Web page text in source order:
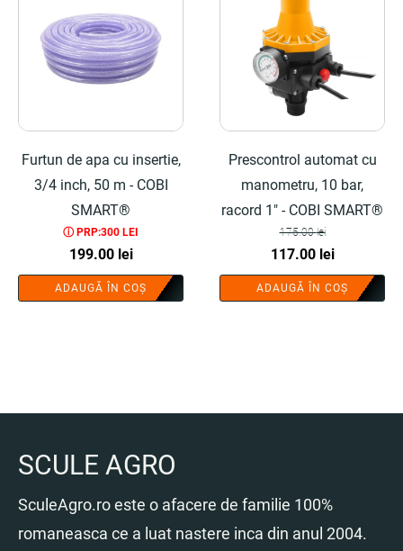
Furtun de apa cu insertie,
3/4 inch, 50 m - COBI
SMART®
ⓘ PRP:300 LEI
199.00 lei
ADAUGĂ ÎN COȘ
Prescontrol automat cu
manometru, 10 bar,
racord 1" - COBI SMART®
175.00lei
Prețul
inițial
a
117.00 leiPrețul
curent
este:
ADAUGĂ ÎN COȘ
SCULE AGRO
SculeAgro.ro este o afacere de familie 100%
romaneasca ce a luat nastere inca din anul 2004.